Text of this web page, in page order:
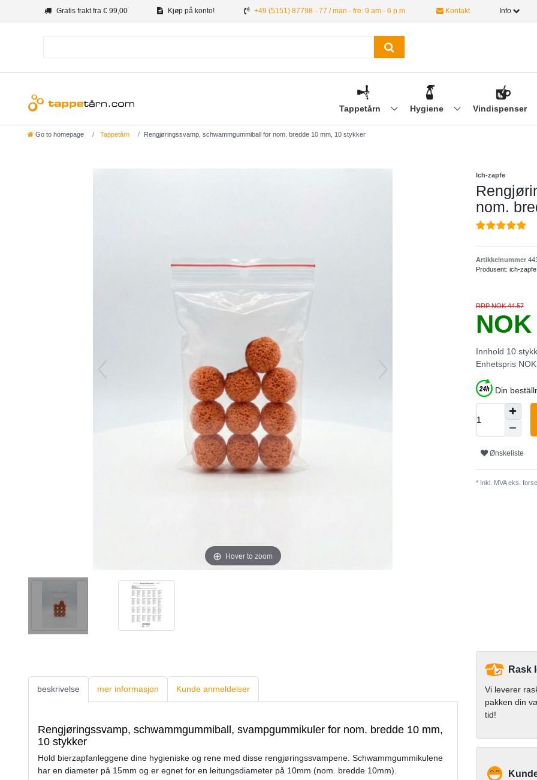
Gratis frakt fra € 99,00 Kjøp på konto! +49 (5151) 87798 - 77 / man - fre: 9 am - 6 p.m. Kontakt Info
Tappetårn Hygiene Vindispenser
Go to homepage Tappetårn Rengjøringssvamp, schwammgummiball for nom. bredde 10 mm, 10 stykker
Hover to zoom
Ich-zapfe
nom.
Artikkelnummer
Produsent: ich-zapfe
RRP NOK 44.57
Innhold 10
Enhetspris
Din
Ønskeliste
* Inkl. MVA eks.
beskrivelse mer informasjon Kunde anmeldelser
Rengjøringssvamp, schwammgummiball, svampgummikuler for nom. bredde 10 mm,
10 stykker
Hold bierzapfanleggene dine hygieniske og rene med disse rengjøringssvampene. Schwammgummikulene
har en diameter på 15mm og er egnet for en leitungsdiameter på 10mm (nom. bredde 10mm).
Rask
Vi leverer
pakken din
tid!